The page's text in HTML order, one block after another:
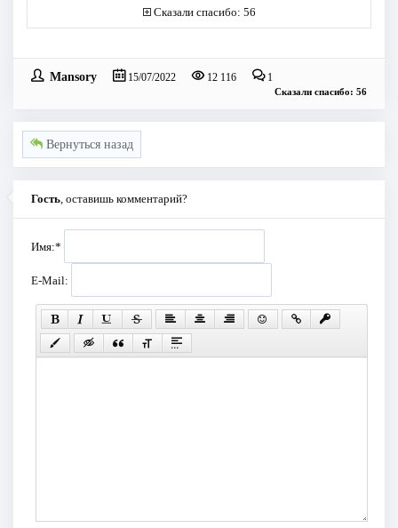
Сказали спасибо: 56
Mansory 15/07/2022 12 116 1
Сказали спасибо: 56
Вернуться назад
Гость , оставишь комментарий?
Имя:*
E-Mail: